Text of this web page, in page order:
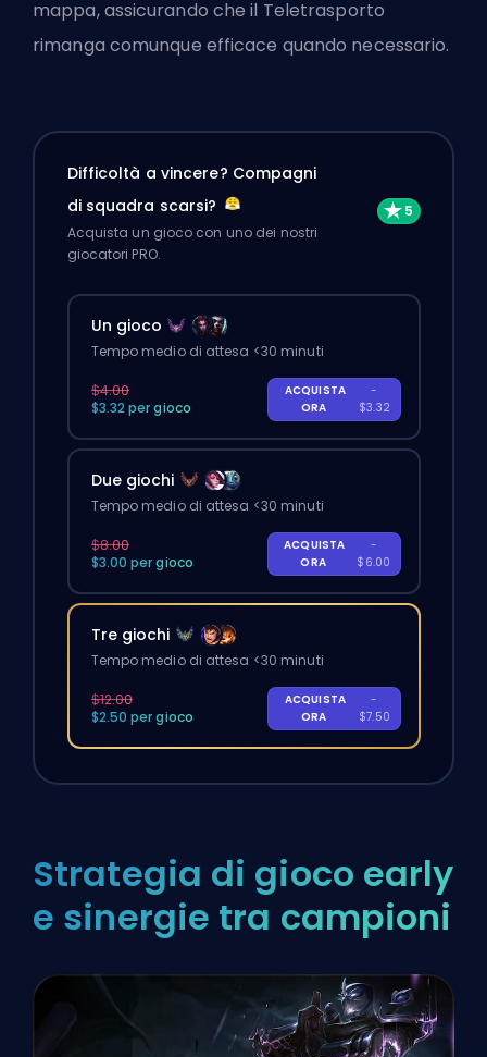
mappa, assicurando che il Teletrasporto
rimanga comunque efficace quando necessario.
Difficoltà a vincere? Compagni
di squadra scarsi?
Acquista un gioco con uno dei nostri
giocatori PRO.
Un gioco
Tempo medio di attesa <30 minuti
$4.00
$3.32 per gioco
ACQUISTA
ORA
-
$3.32
Due giochi
Tempo medio di attesa <30 minuti
$8.00
$3.00 per gioco
ACQUISTA
ORA
-
$6.00
Tre giochi
Tempo medio di attesa <30 minuti
$12.00
$2.50 per gioco
ACQUISTA
ORA
-
$7.50
Strategia di gioco early
e sinergie tra campioni